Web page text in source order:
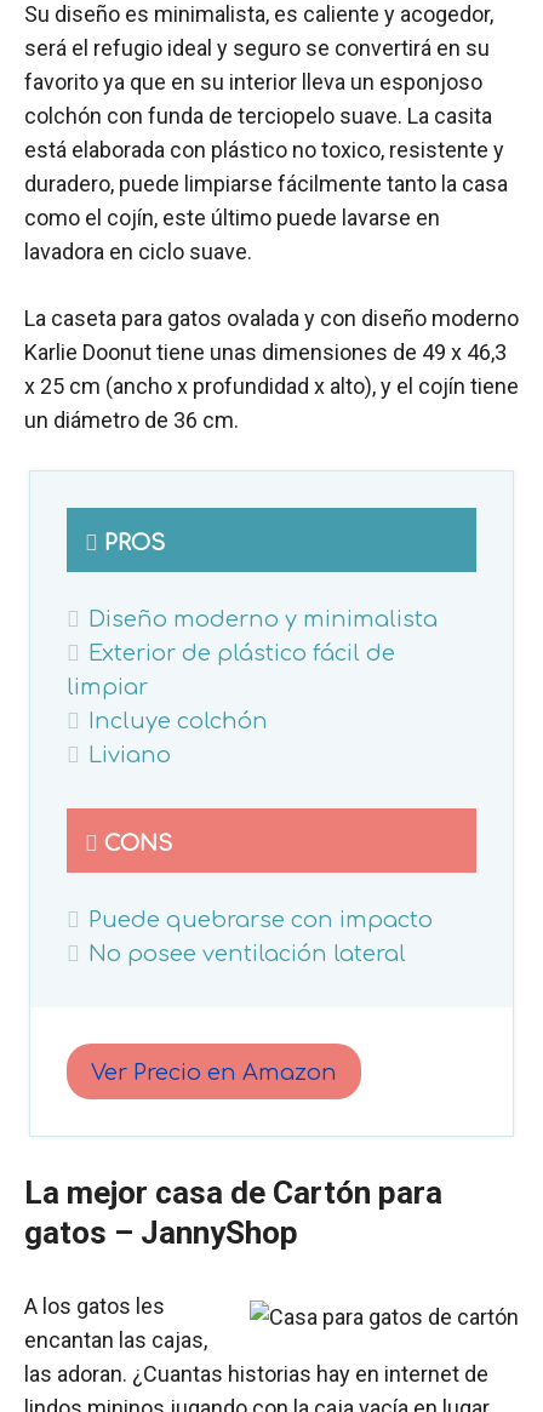
Su diseño es minimalista, es caliente y acogedor,
será el refugio ideal y seguro se convertirá en su
favorito ya que en su interior lleva un esponjoso
colchón con funda de terciopelo suave. La casita
está elaborada con plástico no toxico, resistente y
duradero, puede limpiarse fácilmente tanto la casa
como el cojín, este último puede lavarse en
lavadora en ciclo suave.
La caseta para gatos ovalada y con diseño moderno
Karlie Doonut tiene unas dimensiones de 49 x 46,3
x 25 cm (ancho x profundidad x alto), y el cojín tiene
un diámetro de 36 cm.
PROS
Diseño moderno y minimalista
Exterior de plástico fácil de
limpiar
Incluye colchón
Liviano
CONS
Puede quebrarse con impacto
No posee ventilación lateral
Ver Precio en Amazon
La mejor casa de Cartón para
gatos – JannyShop
A los gatos les
encantan las cajas,
las adoran. ¿Cuantas historias hay en internet de